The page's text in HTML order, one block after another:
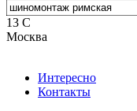
13 C
Москва
Интересно
Контакты